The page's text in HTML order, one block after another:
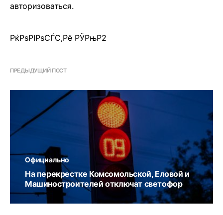
авторизоваться.
РќРѕРІРѕСЃС‚Рё РЎРњР2
ПРЕДЫДУЩИЙ ПОСТ
Официально
На перекрестке Комсомольской, Еловой и
Машиностроителей отключат светофор